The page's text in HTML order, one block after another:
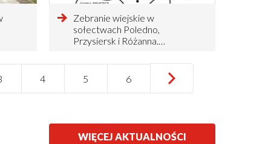
czytaj
więcej
o
Zebranie wiejskie w
sołectwach Poledno,
Przysiersk i Różanna.…
Strona
4 Strona
5 Strona
6
Następna
›
PRZEJDŹ
WIĘCEJ AKTUALNOŚCI